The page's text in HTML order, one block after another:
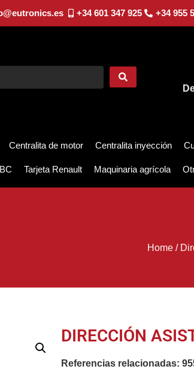
+34 601 347 925 +34 955
Centralita de motor Centralita inyección
Tarjeta Renault Maquinaria agrícola
Home/
DIRECCIÓN
Referencias relacionadas: